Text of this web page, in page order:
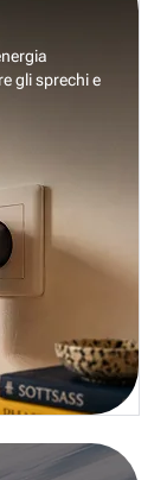
gli sprechi e